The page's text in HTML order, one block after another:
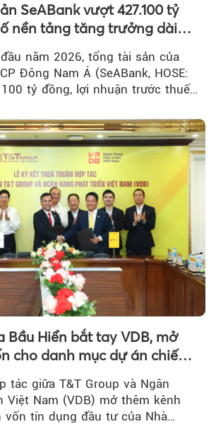
SeABank vượt 427.100 tỷ
nền tảng tăng trưởng dài
năm 2026, tổng tài sản của
Đông Nam Á (SeABank, HOSE:
tỷ đồng, lợi nhuận trước thuế
Bầu Hiển bắt tay VDB, mở
cho danh mục dự án chiến
tác giữa T&T Group và Ngân
Việt Nam (VDB) mở thêm kênh
vốn tín dụng đầu tư của Nhà